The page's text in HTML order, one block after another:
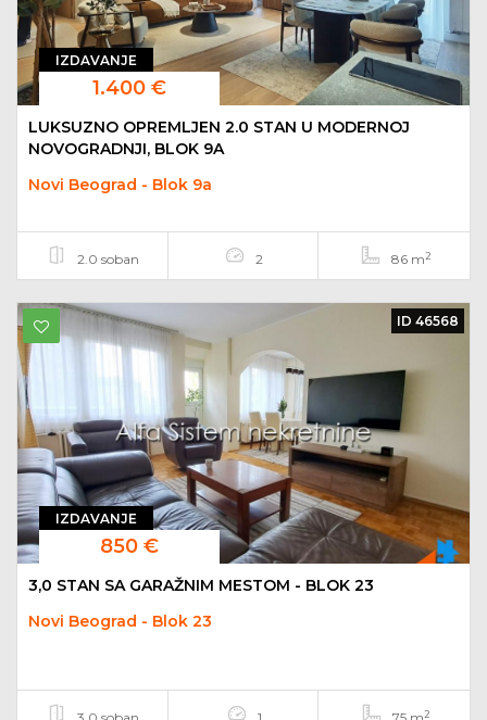
IZDAVANJE
1.400 €
LUKSUZNO OPREMLJEN 2.0 STAN U MODERNOJ
NOVOGRADNJI, BLOK 9A
Novi Beograd - Blok 9a
2.0 soban 2 86 m2
IZDAVANJE
850 €
ID 46568
3,0 STAN SA GARAŽNIM MESTOM - BLOK 23
Novi Beograd - Blok 23
2